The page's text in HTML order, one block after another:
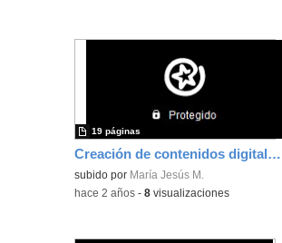
Creación de contenidos digitales (3)
subido por María Jesús M.
19 páginas
-hace 2 años -8 visualizaciones